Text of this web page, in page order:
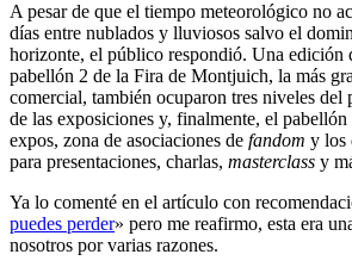
A pesar de que el tiempo meteorológico no
días entre nublados y lluviosos salvo el
horizonte, el público respondió. Una edición
pabellón 2 de la Fira de Montjuich, la más
comercial, también ocuparon tres niveles del
de las exposiciones y, finalmente, el pabellón
expos, zona de asociaciones de fandom y los
para presentaciones, charlas, masterclass y
Ya lo comenté en el artículo con
puedes perder» pero me reafirmo, esta era
nosotros por varias razones.